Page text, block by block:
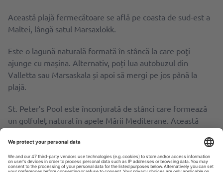
Această plajă fermecătoare se află pe coasta de sud-est a
Maltei, lângă satul Marsaxlokk.
Este o lagună naturală formată în stâncă la care poţi
ajunge cu mașina. Alternativ, poți lua autobuzul din
Valletta sau Marsaskala și apoi să mergi pe jos până la
plajă.
St. Peter’s Pool este înconjurată de stânci care formează
un golfuleț natural în apele Mării Mediterane. Această
peisaj spectaculos care încântă pe toată lumea.
Deși St. Peter’s Pool nu este o plajă tradițională cu nisip,